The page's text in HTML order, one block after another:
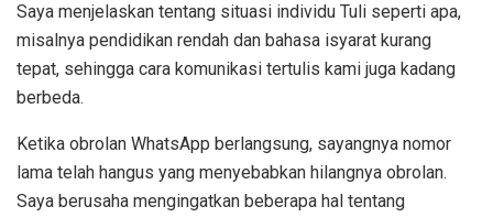
Saya menjelaskan tentang situasi individu Tuli seperti apa,
misalnya pendidikan rendah dan bahasa isyarat kurang
tepat, sehingga cara komunikasi tertulis kami juga kadang
berbeda.
Ketika obrolan WhatsApp berlangsung, sayangnya nomor
lama telah hangus yang menyebabkan hilangnya obrolan.
Saya berusaha mengingatkan beberapa hal tentang